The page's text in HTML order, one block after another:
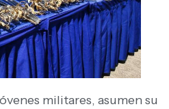
militares, asumen su